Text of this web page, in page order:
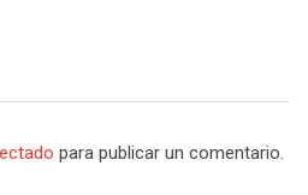
para publicar un comentario.